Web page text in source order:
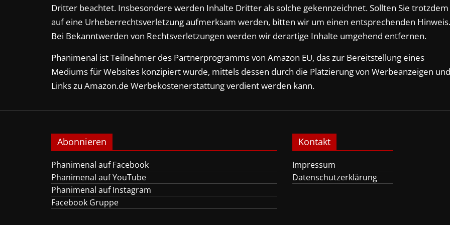
Dritter beachtet. Insbesondere werden Inhalte Dritter als solche gekennzeichnet. Sollten Sie trotzdem
auf eine Urheberrechtsverletzung aufmerksam werden, bitten wir um einen entsprechenden Hinweis.
Bei Bekanntwerden von Rechtsverletzungen werden wir derartige Inhalte umgehend entfernen.
Phanimenal ist Teilnehmer des Partnerprogramms von Amazon EU, das zur Bereitstellung eines
Mediums für Websites konzipiert wurde, mittels dessen durch die Platzierung von Werbeanzeigen und
Links zu Amazon.de Werbekostenerstattung verdient werden kann.
Abonnieren
Phanimenal auf Facebook
Phanimenal auf YouTube
Phanimenal auf Instagram
Facebook Gruppe
Kontakt
Impressum
Datenschutzerklärung